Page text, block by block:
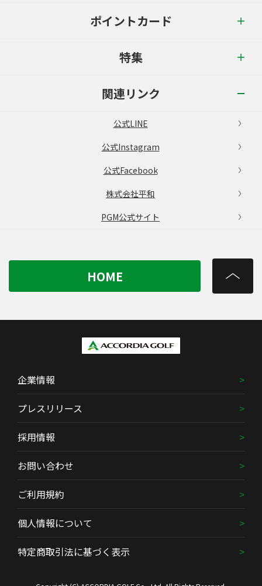
ポイントカード
特集
関連リンク
公式LINE
公式Instagram
公式Facebook
株式会社平和
PGM公式サイト
HOME
企業情報
プレスリリース
採用情報
お問い合わせ
ご利用規約
個人情報について
特定商取引法に基づく表示